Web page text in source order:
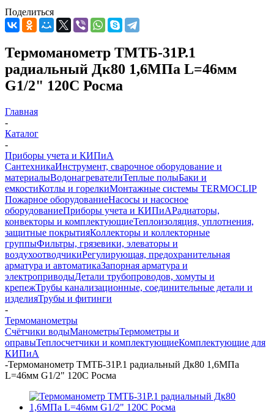
Поделиться
Термоманометр ТМТБ-31Р.1
радиальный Дк80 1,6МПа L=46мм
G1/2" 120C Росма
Главная
-
Каталог
-
Приборы учета и КИПиА
СантехникаИнструмент, сварочное оборудование и
материалыВодонагревателиТеплые полыБаки и
емкостиКотлы и горелкиМонтажные системы TERMOCLIP
Пожарное оборудованиеНасосы и насосное
оборудованиеПриборы учета и КИПиАРадиаторы,
конвекторы и комплектующиеТеплоизоляция, уплотнения,
защитные покрытияКоллекторы и коллекторные
группыФильтры, грязевики, элеваторы и
воздухоотводчикиРегулирующая, предохранительная
арматура и автоматикаЗапорная арматура и
электроприводыДетали трубопроводов, хомуты и
крепежТрубы канализационные, соединительные детали и
изделияТрубы и фитинги
-
Термоманометры
Счётчики водыМанометрыТермометры и
оправыТеплосчетчики и комплектующиеКомплектующие для
КИПиА
-Термоманометр ТМТБ-31Р.1 радиальный Дк80 1,6МПа
L=46мм G1/2" 120C Росма